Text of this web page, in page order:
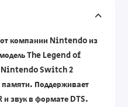
компании Nintendo из
The Legend of
Switch 2
Поддерживает
звук в формате DTS.